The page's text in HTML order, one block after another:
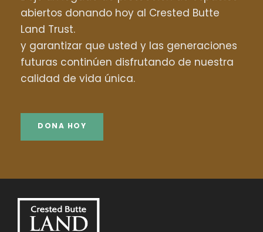
abiertos donando hoy al Crested Butte
Land Trust.
y garantizar que usted y las generaciones
futuras continúen disfrutando de nuestra
calidad de vida única.
DONA HOY